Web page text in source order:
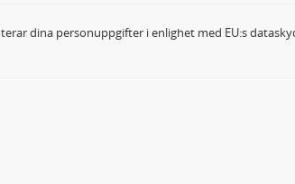
dina personuppgifter i enlighet med EU:s